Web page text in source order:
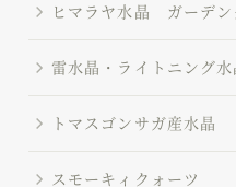
ヒマラヤ水晶 ガーデン
雷水晶・ライトニング水
トマスゴンサガ産水晶
スモーキィクォーツ